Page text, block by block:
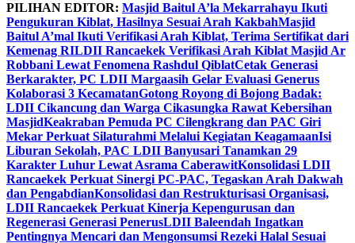
PILIHAN EDITOR: Masjid Baitul A’la Mekarrahayu Ikuti
Pengukuran Kiblat, Hasilnya Sesuai Arah KakbahMasjid
Baitul A’mal Ikuti Verifikasi Arah Kiblat, Terima Sertifikat dari
Kemenag RILDII Rancaekek Verifikasi Arah Kiblat Masjid Ar
Robbani Lewat Fenomena Rashdul QiblatCetak Generasi
Berkarakter, PC LDII Margaasih Gelar Evaluasi Generus
Kolaborasi 3 KecamatanGotong Royong di Bojong Badak:
LDII Cikancung dan Warga Cikasungka Rawat Kebersihan
MasjidKeakraban Pemuda PC Cilengkrang dan PAC Giri
Mekar Perkuat Silaturahmi Melalui Kegiatan KeagamaanIsi
Liburan Sekolah, PAC LDII Banyusari Tanamkan 29
Karakter Luhur Lewat Asrama CaberawitKonsolidasi LDII
Rancaekek Perkuat Sinergi PC-PAC, Tegaskan Arah Dakwah
dan PengabdianKonsolidasi dan Restrukturisasi Organisasi,
LDII Rancaekek Perkuat Kinerja Kepengurusan dan
Regenerasi Generasi PenerusLDII Baleendah Ingatkan
Pentingnya Mencari dan Mengonsumsi Rezeki Halal Sesuai